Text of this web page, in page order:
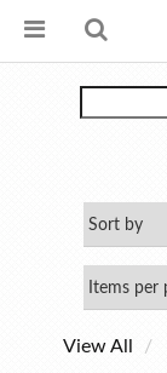
View All